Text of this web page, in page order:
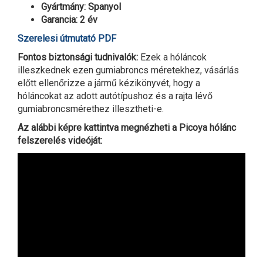
Gyártmány: Spanyol
Garancia: 2 év
Szerelesi útmutató PDF
Fontos biztonsági tudnivalók: Ezek a hóláncok
illeszkednek ezen gumiabroncs méretekhez, vásárlás
előtt ellenőrizze a jármű kézikönyvét, hogy a
hóláncokat az adott autótípushoz és a rajta lévő
gumiabroncsmérethez illesztheti-e.
Az alábbi képre kattintva megnézheti a Picoya hólánc
felszerelés videóját: